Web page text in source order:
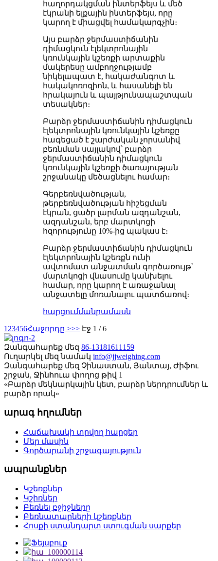
հաղորդակցման ինտերֆեյս և մեծ
էկրանի ելքային ինտերֆեյս, որը
կարող է միացվել համակարգչին։
Այս բարձր ջերմաստիճանին
դիմացկուն էլեկտրոնային
կռունկային կշեռքի արտաքին
մակերեսը ամբողջությամբ
նիկելապատ է, հակաժանգոտ և
հակակոռոզիոն, և հասանելի են
հրակայուն և պայթյունապաշտպան
տեսակներ։
Բարձր ջերմաստիճանին դիմացկուն
էլեկտրոնային կռունկային կշեռքը
հագեցած է շարժական չորսանիվ
բեռնման սայլակով՝ բարձր
ջերմաստիճանին դիմացկուն
կռունկային կշեռքի ծառայության
շրջանակը մեծացնելու համար։
Գերբեռնվածության,
թերբեռնվածության հիշեցման
էկրան, ցածր լարման ազդանշան,
ազդանշան, երբ մարտկոցի
հզորությունը 10%-ից պակաս է։
Բարձր ջերմաստիճանին դիմացկուն
էլեկտրոնային կշեռքն ունի
ավտոմատ անջատման գործառույթ՝
մարտկոցի վնասումը կանխելու
համար, որը կարող է առաջանալ
անջատելը մոռանալու պատճառով։
հարցումմանրամասն
1 23456Հաջորդը >>> Էջ 1 / 6
Զանգահարեք մեզ 86-13181611159
Ուղարկել մեզ նամակ info@jjweighing.com
Զանգահարեք մեզ Չինաստան, Յանտայ, Ժիֆու
շրջան, Ջինհուա փողոց թիվ 1
«Բարձր մեկնարկային կետ, բարձր ներդրումներ և
բարձր որակ»
արագ հղումներ
Հաճախակի տրվող հարցեր
Մեր մասին
Գործարանի շրջագայություն
ապրանքներ
Կշեռքներ
Կշիռներ
Բեռնել բջիջները
Բեռնատարների կշեռքներ
Հոսքի ստանդարտ ստուգման սարքեր